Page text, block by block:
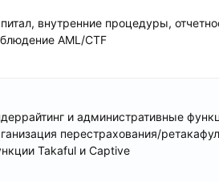
внутренние процедуры,
AML/СTF
и административные
перестрахования/
Takaful и Captive